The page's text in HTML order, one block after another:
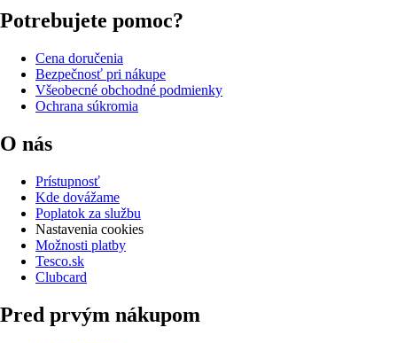
Potrebujete pomoc?
Cena doručenia
Bezpečnosť pri nákupe
Všeobecné obchodné podmienky
Ochrana súkromia
O nás
Prístupnosť
Kde dovážame
Poplatok za službu
Nastavenia cookies
Možnosti platby
Tesco.sk
Clubcard
Pred prvým nákupom